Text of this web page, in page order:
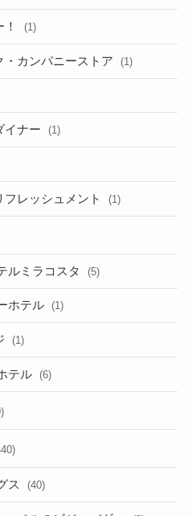
！ (1)
・カンパニーストア (1)
イナー (1)
レッシュメント (1)
ルミラコスタ (5)
ホテル (1)
(1)
テル (6)
ス (40)